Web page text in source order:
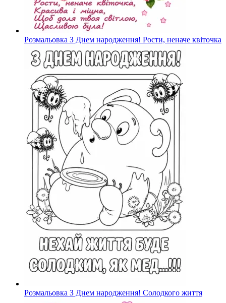
Розмальовка З Днем народження! Рости, неначе квіточка
Розмальовка З Днем народження! Солодкого життя